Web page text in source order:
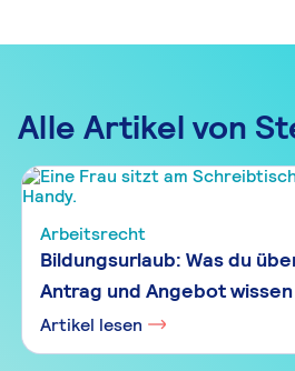
Alle Artikel von
Arbeitsrecht
Bildungsurlaub: Was du
Antrag und Angebot
Artikel lesen